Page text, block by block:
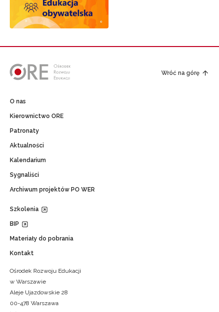
Wróć na górę
O nas
Kierownictwo ORE
Patronaty
Aktualności
Kalendarium
Sygnaliści
Archiwum projektów PO WER
Szkolenia
BIP
Materiały do pobrania
Kontakt
Ośrodek Rozwoju Edukacji
w Warszawie
Aleje Ujazdowskie 28
00-478 Warszawa